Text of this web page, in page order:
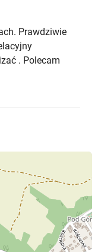
Prawdziwie
. Polecam